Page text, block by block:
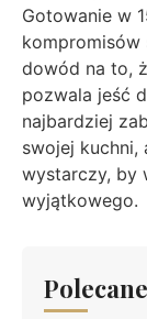
Gotowanie w
kompromisów
dowód na to,
pozwala jeść
najbardziej
swojej kuchni,
wystarczy, by
wyjątkowego.